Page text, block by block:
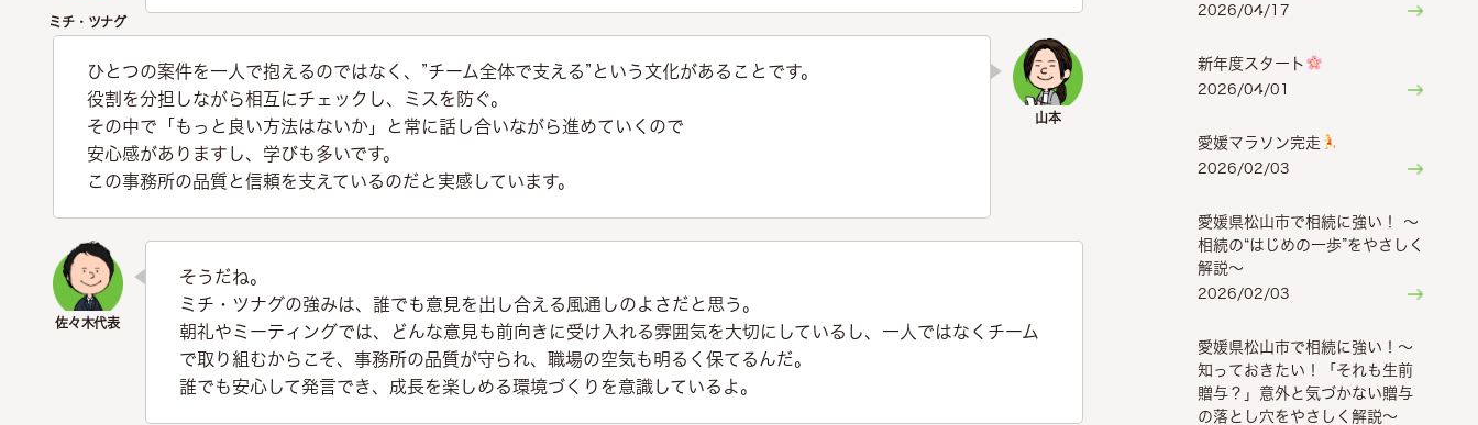
ひとつの案件を一人で抱えるのではなく、”チーム全体で支える”という文化があることです。
役割を分担しながら相互にチェックし、ミスを防ぐ。
その中で「もっと良い方法はないか」と常に話し合いながら進めていくので
安心感がありますし、学びも多いです。
この事務所の品質と信頼を支えているのだと実感しています。
そうだね。
ミチ・ツナグの強みは、誰でも意見を出し合える風通しのよさだと思う。
朝礼やミーティングでは、どんな意見も前向きに受け入れる雰囲気を大切にしているし、一人ではなくチーム
で取り組むからこそ、事務所の品質が守られ、職場の空気も明るく保てるんだ。
誰でも安心して発言でき、成長を楽しめる環境づくりを意識しているよ。
2026/04/17
新年度スタート
2026/04/01
愛媛マラソン完走
2026/02/03
愛媛県松山市で相続に強い！ ～
相続の“はじめの一歩”をやさしく
解説～
2026/02/03
愛媛県松山市で相続に強い！～
知っておきたい！「それも生前
贈与？」意外と気づかない贈与
の落とし穴をやさしく解説～